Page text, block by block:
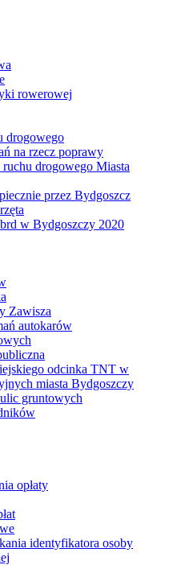
rowerowej
drogowego
na rzecz poprawy
ruchu drogowego Miasta
przez Bydgoszcz
w Bydgoszczy 2020
Zawisza
autokarów
odcinka TNT w
miasta Bydgoszczy
gruntowych
opłaty
identyfikatora osoby